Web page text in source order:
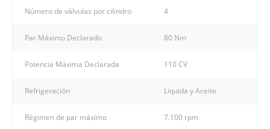
Número de válvulas por cilindro 4
Par Máximo Declarado 80 Nm
Potencia Máxima Declarada 110 CV
Refrigeración Liquida y Aceite
Régimen de par máximo 7.100 rpm